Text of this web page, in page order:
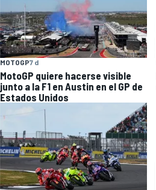
MOTOGP7 d
MotoGP quiere hacerse visible
junto a la F1 en Austin en el GP de
Estados Unidos